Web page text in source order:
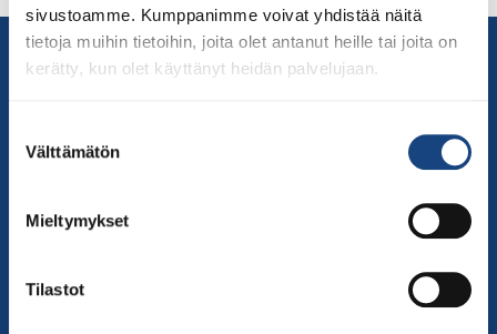
sivustoamme. Kumppanimme voivat yhdistää näitä
tietoja muihin tietoihin, joita olet antanut heille tai joita on
kerätty, kun olet käyttänyt heidän palvelujaan.
valinta
Välttämätön
Mieltymykset
Tilastot
Yhteystiedot
Suomen Judoliitto